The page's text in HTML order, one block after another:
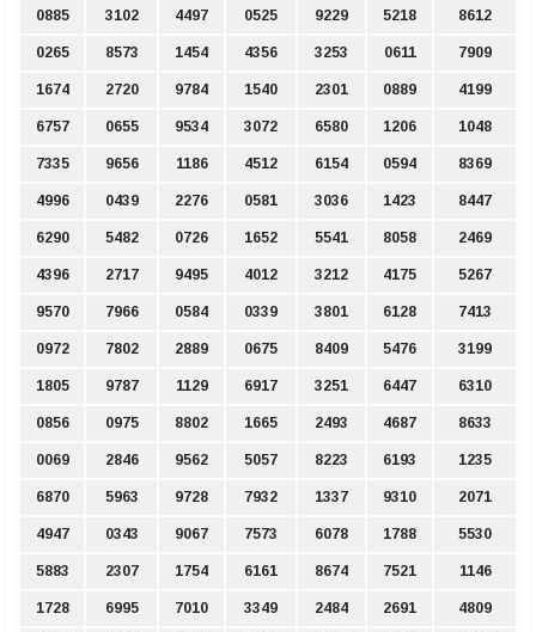
0885 3102 4497 0525 9229 5218 8612
0265 8573 1454 4356 3253 0611 7909
1674 2720 9784 1540 2301 0889 4199
6757 0655 9534 3072 6580 1206 1048
7335 9656 1186 4512 6154 0594 8369
4996 0439 2276 0581 3036 1423 8447
6290 5482 0726 1652 5541 8058 2469
4396 2717 9495 4012 3212 4175 5267
9570 7966 0584 0339 3801 6128 7413
0972 7802 2889 0675 8409 5476 3199
1805 9787 1129 6917 3251 6447 6310
0856 0975 8802 1665 2493 4687 8633
0069 2846 9562 5057 8223 6193 1235
6870 5963 9728 7932 1337 9310 2071
4947 0343 9067 7573 6078 1788 5530
5883 2307 1754 6161 8674 7521 1146
1728 6995 7010 3349 2484 2691 4809